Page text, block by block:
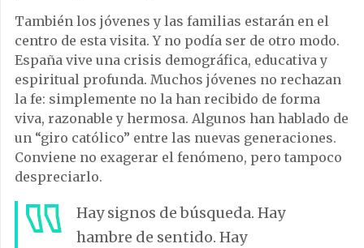
También los jóvenes y las familias estarán en el
centro de esta visita. Y no podía ser de otro modo.
España vive una crisis demográfica, educativa y
espiritual profunda. Muchos jóvenes no rechazan
la fe: simplemente no la han recibido de forma
viva, razonable y hermosa. Algunos han hablado de
un “giro católico” entre las nuevas generaciones.
Conviene no exagerar el fenómeno, pero tampoco
despreciarlo.
Hay signos de búsqueda. Hay
hambre de sentido. Hay